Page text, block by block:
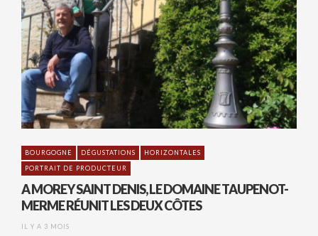
BOURGOGNE DÉGUSTATIONS
HORIZONTALES
PORTRAIT DE PRODUCTEUR
A MOREY SAINT DENIS, LE DOMAINE TAUPENOT-
MERME RÉUNIT LES DEUX CÔTES
IL Y A 3 MOIS